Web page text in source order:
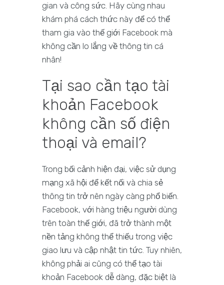
gian và công sức. Hãy cùng nhau
khám phá cách thức này để có thể
tham gia vào thế giới Facebook mà
không cần lo lắng về thông tin cá
nhân!
Tại sao cần tạo tài
khoản Facebook
không cần số điện
thoại và email?
Trong bối cảnh hiện đại, việc sử dụng
mạng xã hội để kết nối và chia sẻ
thông tin trở nên ngày càng phổ biến.
Facebook, với hàng triệu người dùng
trên toàn thế giới, đã trở thành một
nền tảng không thể thiếu trong việc
giao lưu và cập nhật tin tức. Tuy nhiên,
không phải ai cũng có thể tạo tài
khoản Facebook dễ dàng, đặc biệt là